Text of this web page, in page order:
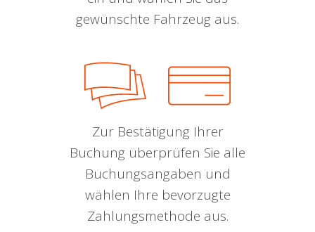
gewünschte Fahrzeug aus.
Zur Bestätigung Ihrer
Buchung überprüfen Sie alle
Buchungsangaben und
wählen Ihre bevorzugte
Zahlungsmethode aus.